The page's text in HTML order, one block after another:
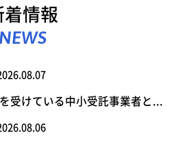
着情報
NEWS
受けている中小受託事業者と...